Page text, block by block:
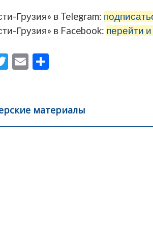
Грузия» в Telegram:
Грузия» в Facebook: перейти и
T
er
E
l
а
в
материалы